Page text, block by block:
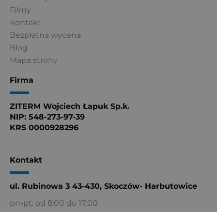
Filmy
Kontakt
Bezpłatna wycena
Blog
Mapa strony
Firma
ZITERM Wojciech Łapuk Sp.k.
NIP: 548-273-97-39
KRS 0000928296
Kontakt
ul. Rubinowa 3 43-430, Skoczów- Harbutowice
pn-pt: od 8:00 do 17:00